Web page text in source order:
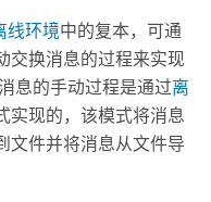
线环境中的复本，可通
交换消息的过程来实现
息的手动过程是通过离
实现的，该模式将消息
文件并将消息从文件导